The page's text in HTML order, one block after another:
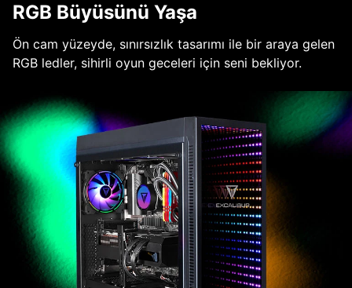
RGB Büyüsünü Yaşa
Ön cam yüzeyde, sınırsızlık tasarımı ile bir araya gelen
RGB ledler, sihirli oyun geceleri için seni bekliyor.